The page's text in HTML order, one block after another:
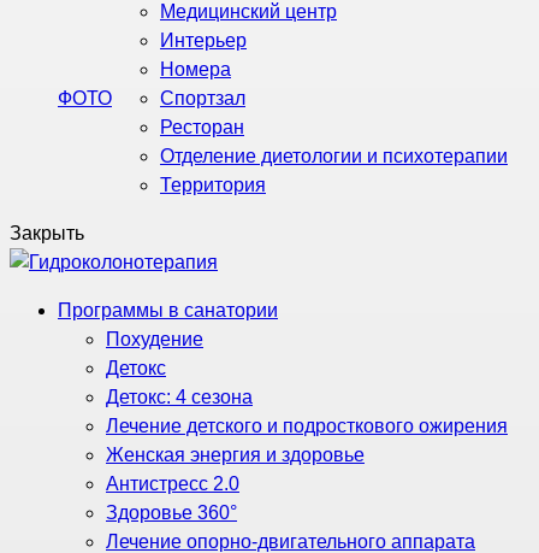
ФОТО
Медицинский центр
Интерьер
Номера
Спортзал
Ресторан
Отделение диетологии и психотерапии
Территория
Закрыть
Программы в санатории
Похудение
Детокс
Детокс: 4 сезона
Лечение детского и подросткового ожирения
Женская энергия и здоровье
Антистресс 2.0
Здоровье 360°
Лечение опорно-двигательного аппарата